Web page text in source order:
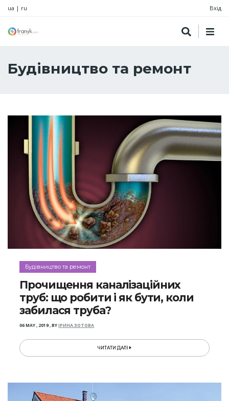
ua | ru Вхід
Будівництво та ремонт
Будівництво та ремонт
Прочищення каналізаційних
труб: що робити і як бути, коли
забилася труба?
06 MAY , 2019,BYІРИНА ЗОТОВА
ЧИТАТИ ДАЛІ